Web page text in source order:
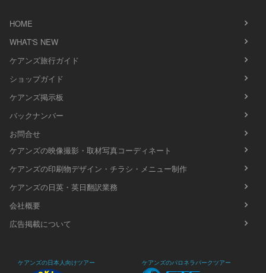
HOME
WHAT'S NEW
ケアンズ旅行ガイド
ショップガイド
ケアンズ掲示板
バックナンバー
お問合せ
ケアンズの映像撮影・取材写真コーディネート
ケアンズの印刷物デザイン・チラシ・メニュー制作
ケアンズの日英・英日翻訳業務
会社概要
広告掲載について
ケアンズの日本人向けツアー ケアンズのパロネラパークツアー